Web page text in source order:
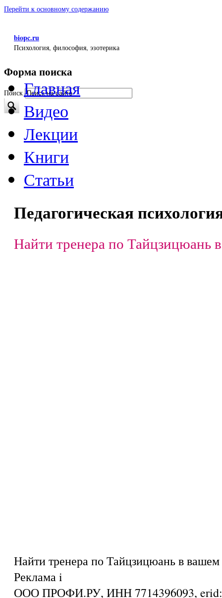
Перейти к основному содержанию
biopc.ru
Психология, философия, эзотерика
Форма поиска
ПоискГлавная
Видео
Лекции
Книги
Статьи
Педагогическая
Найти тренера по Тайцзицюань
Найти тренера по Тайцзицюань в вашем
Рекламаi
ООО ПРОФИ.РУ, ИНН 7714396093,